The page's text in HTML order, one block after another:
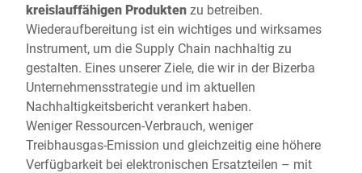
kreislauffähigen Produktenzu betreiben.
Wiederaufbereitung ist ein wichtiges und wirksames
Instrument, um die Supply Chain nachhaltig zu
gestalten. Eines unserer Ziele, die wir in der Bizerba
Unternehmensstrategie und im aktuellen
Nachhaltigkeitsberichtverankert haben.
Weniger Ressourcen-Verbrauch, weniger
Treibhausgas-Emission und gleichzeitig eine höhere
Verfügbarkeit bei elektronischen Ersatzteilen – mit